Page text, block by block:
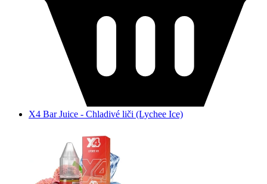
X4 Bar Juice - Chladivé liči (Lychee Ice)